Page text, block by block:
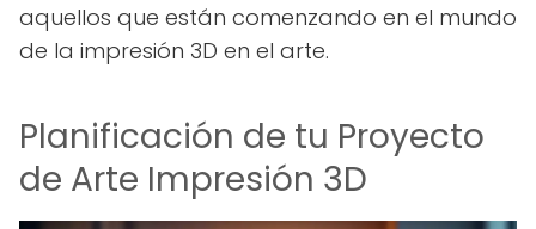
aquellos que están comenzando en el mundo
de la impresión 3D en el arte.
Planificación de tu Proyecto
de Arte Impresión 3D